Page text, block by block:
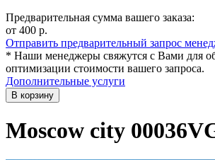
Предварительная сумма вашего заказа:
от 400 р.
Отправить предварительный запрос
* Наши менеджеры свяжутся с Вами для
оптимизации стоимости вашего запроса.
Дополнительные услуги
В корзину
Moscow city